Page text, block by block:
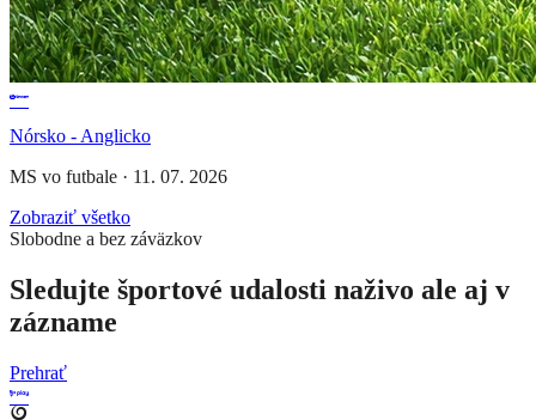
Nórsko - Anglicko
MS vo futbale · 11. 07. 2026
Zobraziť všetko
Slobodne a bez záväzkov
Sledujte športové udalosti naživo ale aj v
zázname
Prehrať